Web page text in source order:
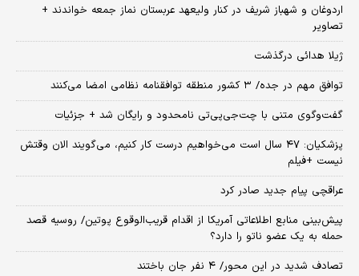
اردوغان و شهباز شریف در کنار ولیعهد عربستان نماز جمعه خواندند +
تصاویر
ژیلا هدائی درگذشت
توافق مهم در جده/ ۳ کشور منطقه توافقنامه نظامی امضا می‌کنند
گفت‌وگوی متنی با چت‌جی‌پی‌تی نامحدود و رایگان شد + جزئیات
پزشکیان: ۴۷ سال است می‌خواهیم درست کار کنیم، می‌گویند الان وقتش
نیست +فیلم
عراقچی پیام جدید صادر کرد
پیش‌بینی منابع اطلاعاتی آمریکا از اقدام قریب‌الوقوع پوتین/ روسیه قصد
حمله به یک عضو ناتو را دارد؟
تصادف شدید در این محور/ ۴ نفر جان باختند